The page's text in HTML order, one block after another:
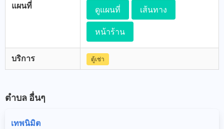
แผนที่ ดูแผนที่ เส้นทาง
หน้าร้าน
บริการ ตู้เช่า
ตำบล อื่นๆ
เทพนิมิต